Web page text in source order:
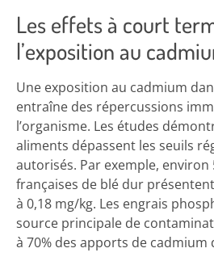
Les effets à court
l’exposition au
Une exposition au cadmium
entraîne des répercussions
l’organisme. Les études
aliments dépassent les seuils
autorisés. Par exemple, environ
françaises de blé dur
à 0,18 mg/kg. Les engrais
source principale de
à 70% des apports de cadmium